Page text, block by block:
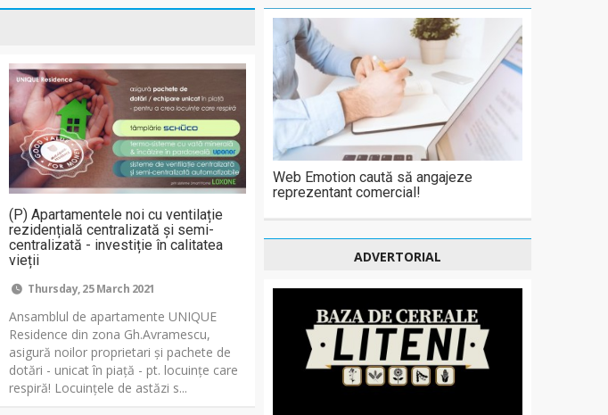
(P) Apartamentele noi cu ventilație
rezidențială centralizată și semi-
centralizată - investiție în calitatea
vieții
Thursday, 25 March 2021
Ansamblul de apartamente UNIQUE
Residence din zona Gh.Avramescu,
asigură noilor proprietari și pachete de
dotări - unicat în piață - pt. locuințe care
respiră! Locuințele de astăzi s...
Web Emotion caută să angajeze
reprezentant comercial!
ADVERTORIAL